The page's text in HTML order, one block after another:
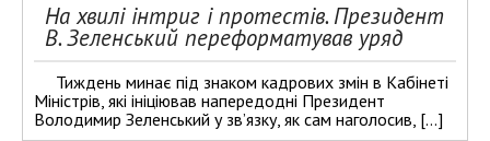
На хвилі інтриг і протестів. Президент
В. Зеленський переформатував уряд
Тиждень минає під знаком кадрових змін в Кабінеті
Міністрів, які ініціював напередодні Президент
Володимир Зеленський у зв’язку, як сам наголосив, […]